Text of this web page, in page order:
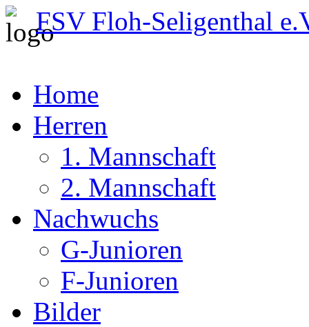
FSV Floh-Seligenthal
Home
Herren
1. Mannschaft
2. Mannschaft
Nachwuchs
G-Junioren
F-Junioren
Bilder